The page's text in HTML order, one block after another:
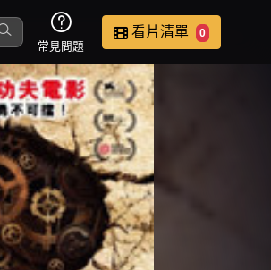
常見問題
看片清單 0
這是您本次要看的影片